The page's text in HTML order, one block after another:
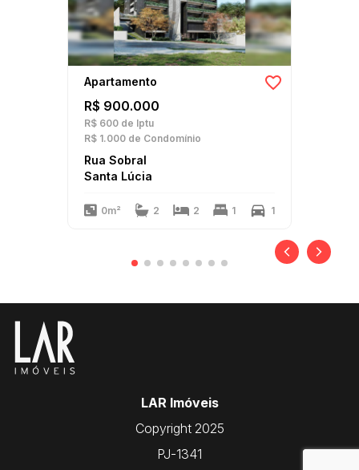
Apartamento
R$ 900.000
R$ 600 de Iptu
R$ 1.000 de Condomínio
Rua Sobral
Santa Lúcia
0m² 2 2 1 1
LAR Imóveis
Copyright 2025
PJ-1341